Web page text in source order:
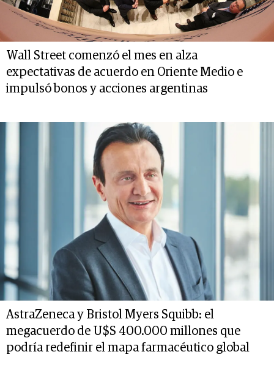
Wall Street comenzó el mes en alza
expectativas de acuerdo en Oriente Medio e
impulsó bonos y acciones argentinas
AstraZeneca y Bristol Myers Squibb: el
megacuerdo de U$S 400.000 millones que
podría redefinir el mapa farmacéutico global